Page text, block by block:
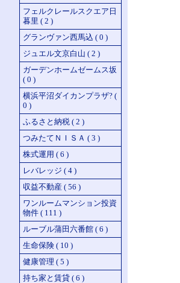
フェルクレールスクエア日
暮里 ( 2 )
グランヴァン西馬込 ( 0 )
ジュエル文京白山 ( 2 )
ガーデンホームゼームス坂
( 0 )
横浜平沼ダイカンプラザ? (
0 )
ふるさと納税 ( 2 )
つみたてＮＩＳＡ ( 3 )
株式運用 ( 6 )
レバレッジ ( 4 )
収益不動産 ( 56 )
ワンルームマンション投資
物件 ( 111 )
ルーブル蒲田六番館 ( 6 )
生命保険 ( 10 )
健康管理 ( 5 )
持ち家と賃貸 ( 6 )